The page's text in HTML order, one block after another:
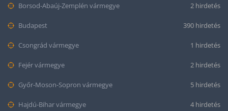
Borsod-Abaúj-Zemplén vármegye 2 hirdetés
Budapest 390 hirdetés
Csongrád vármegye 1 hirdetés
Fejér vármegye 2 hirdetés
Győr-Moson-Sopron vármegye 5 hirdetés
Hajdú-Bihar vármegye 4 hirdetés